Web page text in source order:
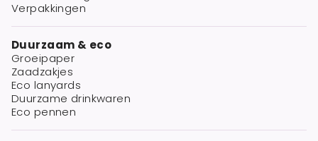
Verpakkingen
Duurzaam & eco
Groeipaper
Zaadzakjes
Eco lanyards
Duurzame drinkwaren
Eco pennen